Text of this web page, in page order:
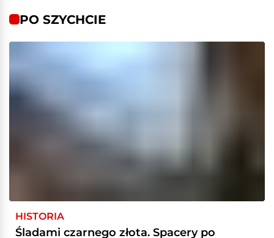
PO SZYCHCIE
HISTORIA
Śladami czarnego złota. Spacery po